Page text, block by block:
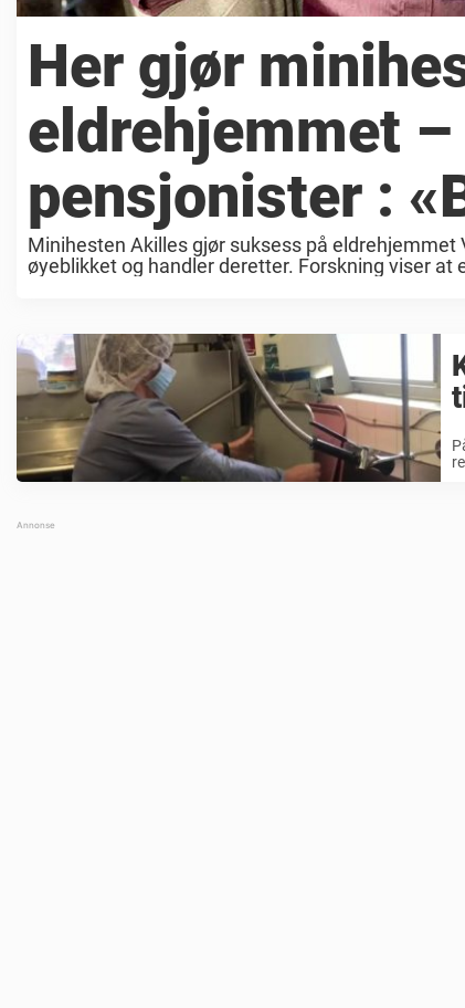
Her gjør
eldrehjemmet
pensjonister :
Minihesten Akilles gjør suksess på
øyeblikket og handler deretter. Forskning viser